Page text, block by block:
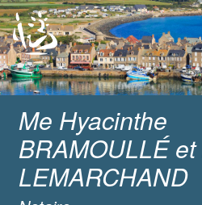
Me Hyacinthe
BRAMOULLÉ
LEMARCHAND